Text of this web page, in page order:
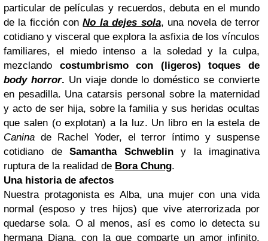
particular de películas y recuerdos, debuta en el mundo
de la ficción conNo la dejes sola, una novela de terror
cotidiano y visceral que explora la asfixia de los vínculos
familiares, el miedo intenso a la soledad y la culpa,
mezclando costumbrismo con (ligeros) toques de
body horror. Un viaje donde lo doméstico se convierte
en pesadilla. Una catarsis personal sobre la maternidad
y acto de ser hija, sobre la familia y sus heridas ocultas
que salen (o explotan) a la luz. Un libro en la estela de
Canina de Rachel Yoder, el terror íntimo y suspense
cotidiano de Samantha Schwebliny la imaginativa
ruptura de la realidad de Bora Chung.
Una historia de afectos
Nuestra protagonista es Alba, una mujer con una vida
normal (esposo y tres hijos) que vive aterrorizada por
quedarse sola. O al menos, así es como lo detecta su
hermana Diana, con la que comparte un amor infinito.